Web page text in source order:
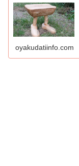
oyakudatiinfo.com